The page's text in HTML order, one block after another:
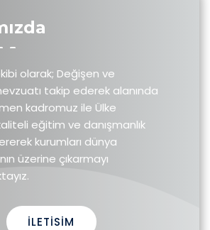
olarak; Değişen ve
takip ederek alanında
kadromuz ile Ülke
eğitim ve danışmanlık
kurumları dünya
üzerine çıkarmayı
İLETISIM